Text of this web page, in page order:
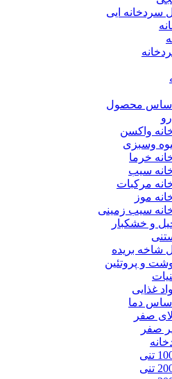
سردخانه ایی
محصول
واکسن
وسبزی
خرما
سیب
مرکبات
موز
سیب زمینی
و خشکبار
شاخه بریده
و پروتئین
غذایی
دما
صفر
صفر